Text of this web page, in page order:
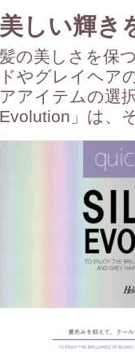
美しい輝き
髪の美しさを保
ドやグレイヘア
アアイテムの選
Evolution」は、